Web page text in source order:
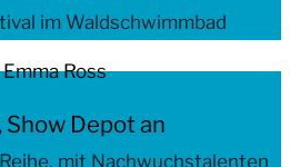
im Waldschwimmbad
Depot an
mit Nachwuchstalenten